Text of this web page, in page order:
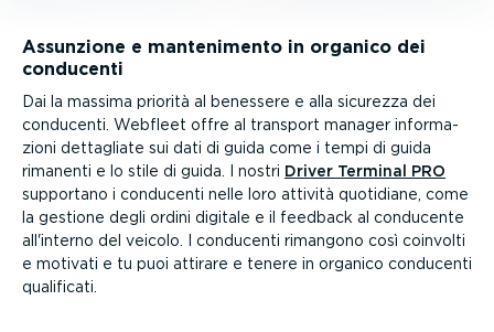
Assunzione e mante­ni­mento in organico dei
conducenti
Dai la massima priorità al benessere e alla sicurezza dei
conducenti. Webfleet offre al transport manager infor­ma­
zioni dettagliate sui dati di guida come i tempi di guida
rimanenti e lo stile di guida. I nostri Driver Terminal PRO
supportano i conducenti nelle loro attività quotidiane, come
la gestione degli ordini digitale e il feedback al conducente
all'interno del veicolo. I conducenti rimangono così coinvolti
e motivati e tu puoi attirare e tenere in organico conducenti
qualificati.